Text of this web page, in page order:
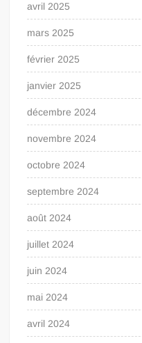
avril 2025
mars 2025
février 2025
janvier 2025
décembre 2024
novembre 2024
octobre 2024
septembre 2024
août 2024
juillet 2024
juin 2024
mai 2024
avril 2024